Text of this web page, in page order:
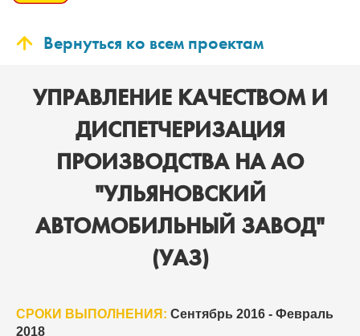
Вернуться ко всем проектам
УПРАВЛЕНИЕ КАЧЕСТВОМ И
ДИСПЕТЧЕРИЗАЦИЯ
ПРОИЗВОДСТВА НА АО
"УЛЬЯНОВСКИЙ
АВТОМОБИЛЬНЫЙ ЗАВОД"
(УАЗ)
СРОКИ ВЫПОЛНЕНИЯ: Сентябрь 2016 - Февраль
2018